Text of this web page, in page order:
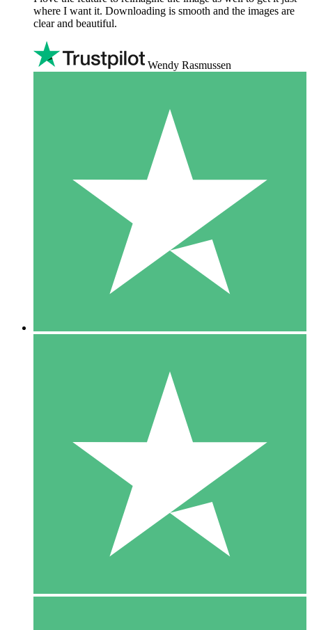
where I want it. Downloading is smooth and the images are
clear and beautiful.
Wendy Rasmussen